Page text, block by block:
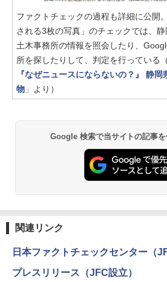
ファクトチェックの過程も詳細に公開
される3枚の写真」のチェックでは、
土木事務所の情報を照会したり、
所を探したりして、判定を行っている
『なぜニュースにならないの？』 静
物 」より）
Google 検索で当サイトの記事
関連リンク
日本ファクトチェックセンター（
プレスリリース（JFC設立）